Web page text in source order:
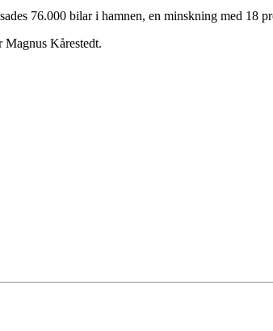
76.000 bilar i hamnen, en minskning med 18
Kårestedt.